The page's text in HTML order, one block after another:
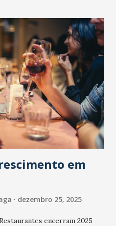
em
dezembro 25, 2025
encerram 2025